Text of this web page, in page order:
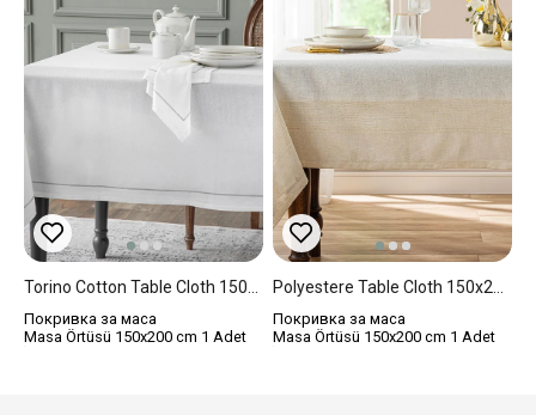
Покривка за маса
Masa Örtüsü 150x200 cm 1 Adet
Покривка за маса
Masa Örtüsü 150x200 cm 1 Adet